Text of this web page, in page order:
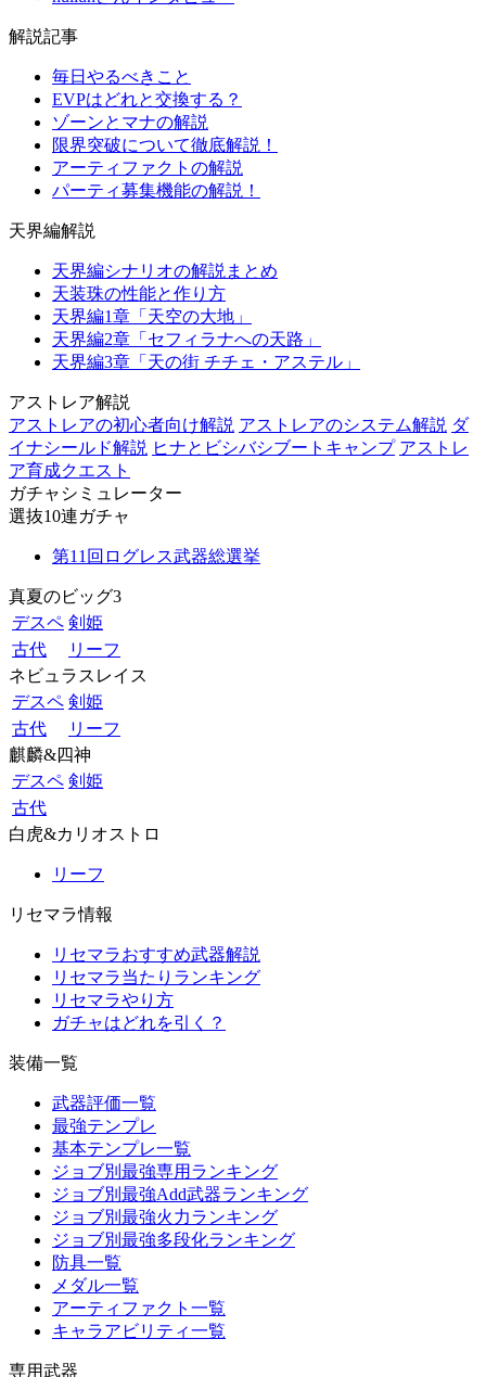
解説記事
毎日やるべきこと
EVPはどれと交換する？
ゾーンとマナの解説
限界突破について徹底解説！
アーティファクトの解説
パーティ募集機能の解説！
天界編解説
天界編シナリオの解説まとめ
天装珠の性能と作り方
天界編1章「天空の大地」
天界編2章「セフィラナへの天路」
天界編3章「天の街 チチェ・アステル」
アストレア解説
アストレアの初心者向け解説 アストレアのシステム解説 ダ
イナシールド解説 ヒナとビシバシブートキャンプ アストレ
ア育成クエスト
ガチャシミュレーター
選抜10連ガチャ
第11回ログレス武器総選挙
真夏のビッグ3
デスペ 剣姫
古代
リーフ
ネビュラスレイス
デスペ 剣姫
古代
リーフ
麒麟&四神
デスペ 剣姫
古代
白虎&カリオストロ
リーフ
リセマラ情報
リセマラおすすめ武器解説
リセマラ当たりランキング
リセマラやり方
ガチャはどれを引く？
装備一覧
武器評価一覧
最強テンプレ
基本テンプレ一覧
ジョブ別最強専用ランキング
ジョブ別最強Add武器ランキング
ジョブ別最強火力ランキング
ジョブ別最強多段化ランキング
防具一覧
メダル一覧
アーティファクト一覧
キャラアビリティ一覧
専用武器